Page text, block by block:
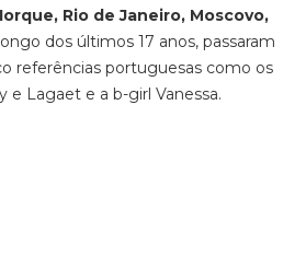
Rio de Janeiro, Moscovo,
dos últimos 17 anos, passaram
referências portuguesas como os
Lagaet e a b-girl Vanessa.